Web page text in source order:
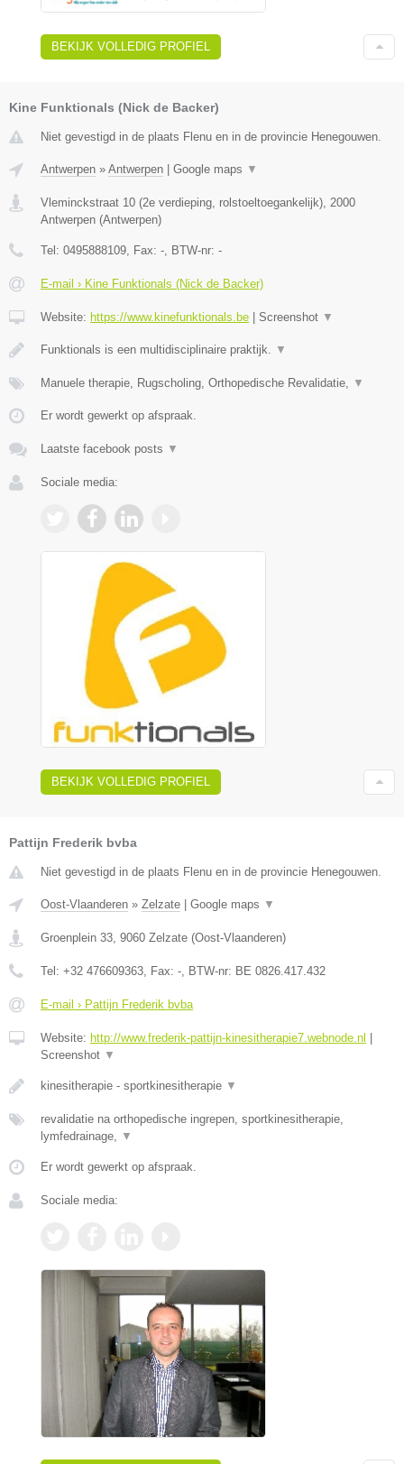
BEKIJK VOLLEDIG PROFIEL
Kine Funktionals (Nick de Backer)
Niet gevestigd in de plaats Flenu en in de provincie Henegouwen.
Antwerpen » Antwerpen Google maps ▼
Vleminckstraat 10 (2e verdieping, rolstoeltoegankelijk), 2000
Antwerpen (Antwerpen)
Tel: 0495888109, Fax: -, BTW-nr: -
E-mail › Kine Funktionals (Nick de Backer)
Website: https://www.kinefunktionals.be Screenshot ▼
Funktionals is een multidisciplinaire praktijk. ▼
Manuele therapie, Rugscholing, Orthopedische Revalidatie, ▼
Er wordt gewerkt op afspraak.
Laatste facebook posts ▼
Sociale media:
BEKIJK VOLLEDIG PROFIEL
Pattijn Frederik bvba
Niet gevestigd in de plaats Flenu en in de provincie Henegouwen.
Oost-Vlaanderen » Zelzate | Google maps ▼
Groenplein 33 9060 Zelzate (Oost-Vlaanderen)
Tel: +32 476609363 , Fax: - , BTW-nr: BE 0826.417.432
E-mail › Pattijn Frederik bvba
Website: http://www.frederik-pattijn-kinesitherapie7.webnode.nl |
Screenshot ▼
kinesitherapie - sportkinesitherapie ▼
revalidatie na orthopedische ingrepen, sportkinesitherapie,
lymfedrainage,
▼
Er wordt gewerkt op afspraak.
Sociale media: